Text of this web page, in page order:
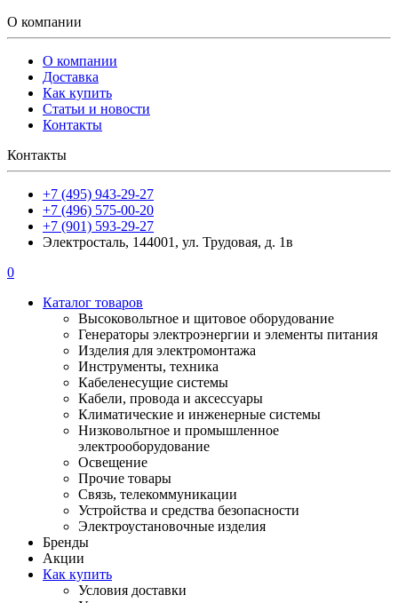
О компании
О компании
Доставка
Как купить
Статьи и новости
Контакты
Контакты
+7 (495) 943-29-27
+7 (496) 575-00-20
+7 (901) 593-29-27
Электросталь, 144001, ул. Трудовая, д. 1в
0
Каталог товаров
Высоковольтное и щитовое оборудование
Генераторы электроэнергии и элементы питания
Изделия для электромонтажа
Инструменты, техника
Кабеленесущие системы
Кабели, провода и аксессуары
Климатические и инженерные системы
Низковольтное и промышленное
электрооборудование
Освещение
Прочие товары
Связь, телекоммуникации
Устройства и средства безопасности
Электроустановочные изделия
Бренды
Акции
Как купить
Условия доставки